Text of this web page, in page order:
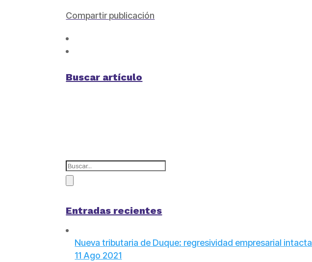
Compartir publicación
Buscar artículo
Entradas recientes
Nueva tributaria de Duque: regresividad empresarial intacta
11 Ago 2021